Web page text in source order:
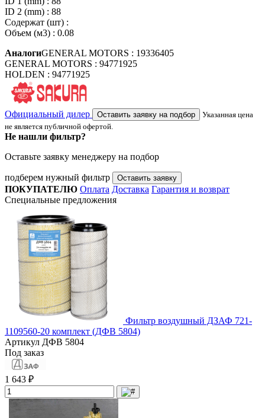
ID 2 (mm) : 88
Содержат (шт) :
Объем (м3) : 0.08
АналогиGENERAL MOTORS : 19336405
GENERAL MOTORS : 94771925
HOLDEN : 94771925
Официальный дилер Оставить заявку на подбор
Указанная цена
не является публичной офертой.
Не нашли фильтр?
Оставьте заявку менеджеру на подбор
подберем нужный фильтр Оставить заявку
ПОКУПАТЕЛЮ Оплата Доставка Гарантия и возврат
Специальные предложения
Фильтр воздушный ДЗАФ 721-
1109560-20 комплект (ДФВ 5804)
Артикул ДФВ 5804
Под заказ
1 643 ₽